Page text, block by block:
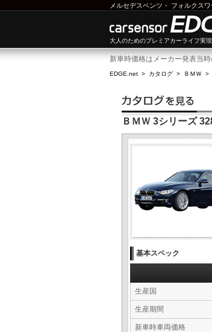
メルセデスベンツ ・ フォルクスワ
大人のためのプレミアカーライフ実
新車時価格はメーカー発表当
EDGE.net > カタログ > ＢＭＷ >
ＢＭＷ 3シリーズ
基本スペック
生産国
生産期間
新車時車両価格